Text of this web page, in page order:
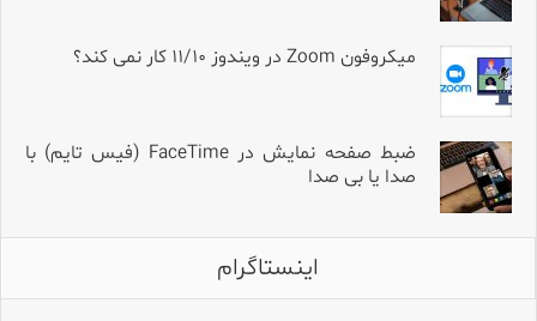
میکروفون Zoom در ویندوز ۱۱/۱۰ کار نمی کند؟
ضبط صفحه نمایش در FaceTime (فیس تایم) با
صدا یا بی صدا
اینستاگرام